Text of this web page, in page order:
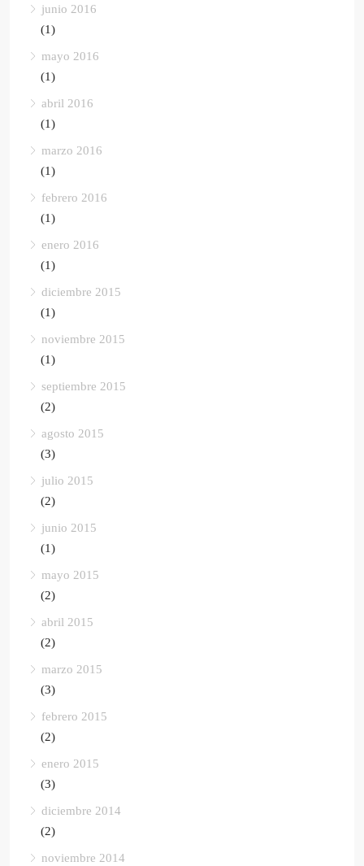
junio 2016
(1)
mayo 2016
(1)
abril 2016
(1)
marzo 2016
(1)
febrero 2016
(1)
enero 2016
(1)
diciembre 2015
(1)
noviembre 2015
(1)
septiembre 2015
(2)
agosto 2015
(3)
julio 2015
(2)
junio 2015
(1)
mayo 2015
(2)
abril 2015
(2)
marzo 2015
(3)
febrero 2015
(2)
enero 2015
(3)
diciembre 2014
(2)
noviembre 2014